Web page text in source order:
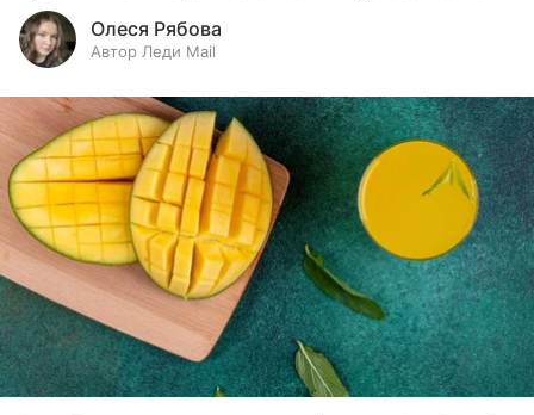
Олеся Рябова
Автор Леди Mail